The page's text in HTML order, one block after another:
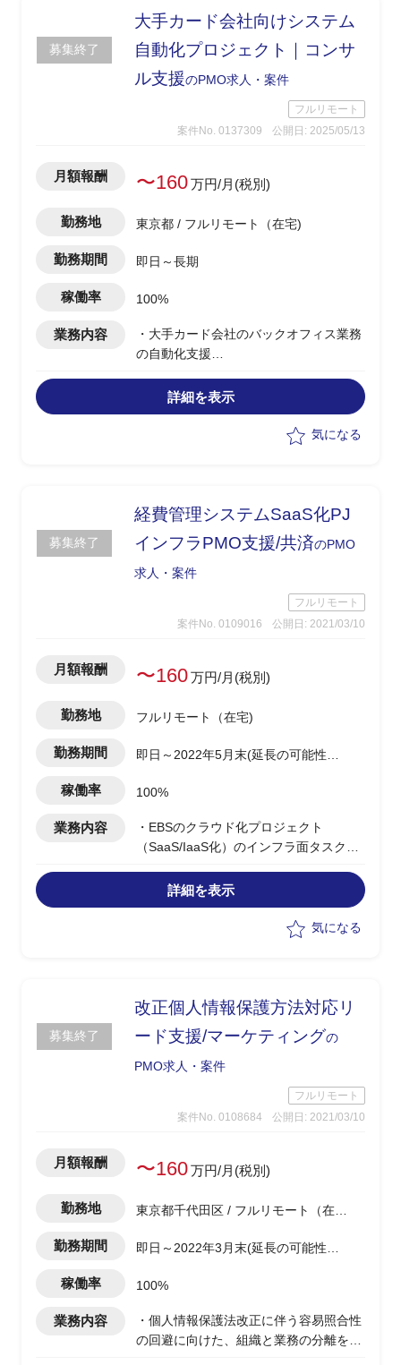
募集終了
大手カード会社向けシステム
自動化プロジェクト｜コンサ
ル支援のPMO求人・案件
フルリモート
案件No. 0137309
公開日: 2025/05/13
月額報酬 〜160万円/月(税別)
勤務地 東京都 / フルリモート（在宅)
勤務期間 即日～長期
稼働率 100%
業務内容
・大手カード会社のバックオフィス業務
の自動化支援
アルをベースとした人員作業に頼ってし
まっている状況
・上記のような非効率業務をプロセスか
・対応業務数が142件ある為、全て対応
し今年度中におおよその結果を出すまで
がゴール
詳細を表示
気になる
募集終了
経費管理システムSaaS化PJ
インフラPMO支援/共済のPMO
求人・案件
フルリモート
案件No. 0109016
公開日: 2021/03/10
月額報酬 〜160万円/月(税別)
勤務地 フルリモート（在宅)
勤務期間
即日～2022年5月末(延長の可能性あ
稼働率 100%
業務内容
・EBSのクラウド化プロジェクト
（SaaS/IaaS化）のインフラ面タスク支
・ネットワーク/セキュリティ/インタフ
ェース等の取りまとめ
詳細を表示
気になる
募集終了
改正個人情報保護方法対応リ
ード支援/マーケティングの
PMO求人・案件
フルリモート
案件No. 0108684
公開日: 2021/03/10
月額報酬 〜160万円/月(税別)
勤務地
東京都千代田区 / フルリモート（在
勤務期間
即日～2022年3月末(延長の可能性あ
稼働率 100%
業務内容
・個人情報保護法改正に伴う容易照合性
の回避に向けた、組織と業務の分離を実